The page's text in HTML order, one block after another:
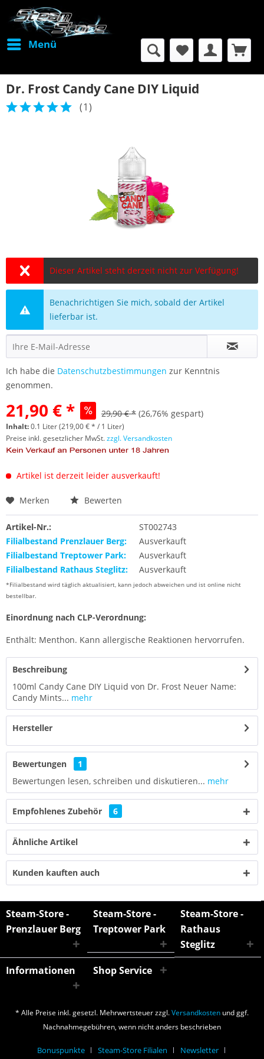
Menü
Dr. Frost Candy Cane DIY Liquid
(1)
Dieser Artikel steht derzeit nicht zur Verfügung!
Benachrichtigen Sie mich, sobald der Artikel
lieferbar ist.
Ich habe die Datenschutzbestimmungen zur Kenntnis
genommen.
21,90 € * 29,90 € * (26,76% gespart)
Inhalt:0.1 Liter (219,00 € * / 1 Liter)
Preise inkl. gesetzlicher MwSt.zzgl. Versandkosten
Artikel ist derzeit leider ausverkauft!
Merken Bewerten
Artikel-Nr.:
ST002743
Filialbestand Prenzlauer Berg:
Ausverkauft
Filialbestand Treptower Park:
Ausverkauft
Filialbestand Rathaus Steglitz:
Ausverkauft
*Filialbestand wird täglich aktualisiert, kann jedoch abweichen und ist online nicht
bestellbar.
Einordnung nach CLP-Verordnung:
Enthält: Menthon. Kann allergische Reaktionen hervorrufen.
Beschreibung
100ml Candy Cane DIY Liquid von Dr. Frost Neuer Name:
Candy Mints... mehr
Hersteller
Bewertungen
1
Bewertungen lesen, schreiben und diskutieren... mehr
Empfohlenes Zubehör 6
Ähnliche Artikel
Kunden kauften auch
Steam-Store -
Prenzlauer Berg
Steam-Store -
Treptower Park
Steam-Store -
Rathaus
Steglitz
Informationen
Shop Service
* Alle Preise inkl. gesetzl. Mehrwertsteuer zzgl.Versandkosten und ggf.
Nachnahmegebühren, wenn nicht anders beschrieben
Bonuspunkte Steam-Store Filialen Newsletter